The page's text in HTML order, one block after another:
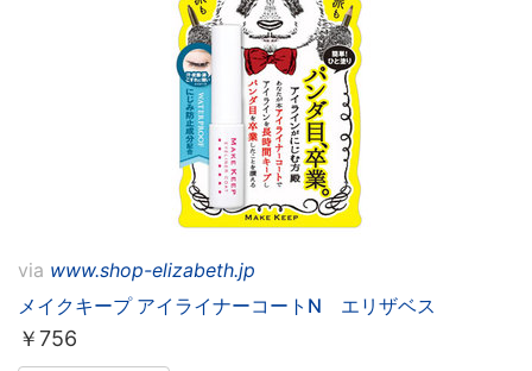
via www.shop-elizabeth.jp
メイクキープ アイライナーコートN エリザベス
￥756